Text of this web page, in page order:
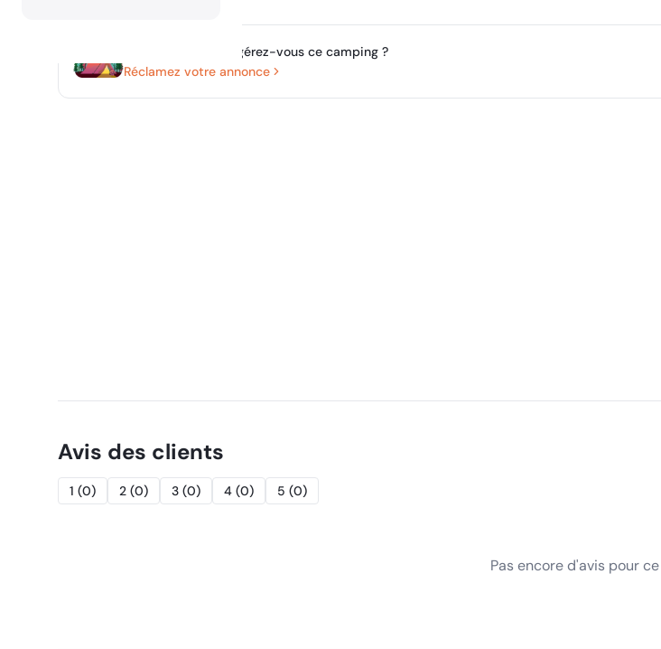
Possédez-vous ou gérez-vous ce camping ?
Réclamez votre annonce
Avis des clients
1 (0) 2 (0) 3 (0) 4 (0) 5 (0)
Pas encore d'avis pour